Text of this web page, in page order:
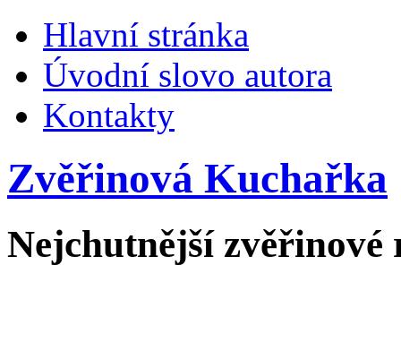
Hlavní stránka
Úvodní slovo autora
Kontakty
Zvěřinová Kuchařka
Nejchutnější zvěřinové